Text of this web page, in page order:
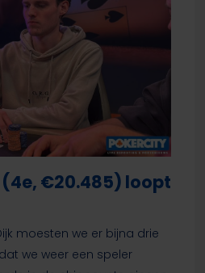
€20.485) loopt
moesten we er bijna drie
we weer een speler